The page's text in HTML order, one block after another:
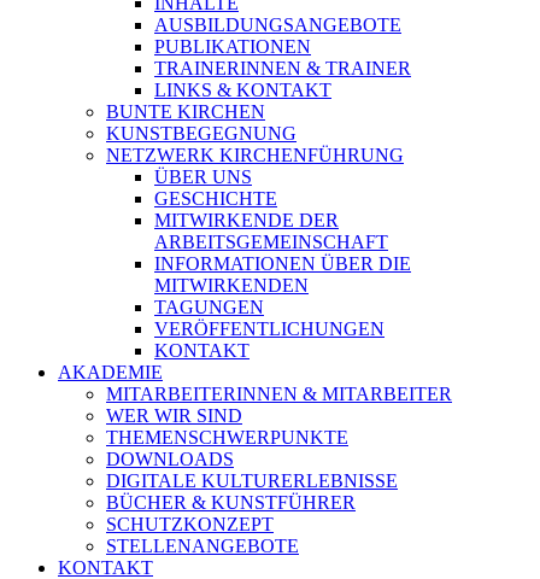
AUSBILDUNGSANGEBOTE
PUBLIKATIONEN
TRAINERINNEN & TRAINER
LINKS & KONTAKT
BUNTE KIRCHEN
KUNSTBEGEGNUNG
NETZWERK KIRCHENFÜHRUNG
ÜBER UNS
GESCHICHTE
MITWIRKENDE DER
ARBEITSGEMEINSCHAFT
INFORMATIONEN ÜBER DIE
MITWIRKENDEN
TAGUNGEN
VERÖFFENTLICHUNGEN
KONTAKT
AKADEMIE
MITARBEITERINNEN & MITARBEITER
WER WIR SIND
THEMENSCHWERPUNKTE
DOWNLOADS
DIGITALE KULTURERLEBNISSE
BÜCHER & KUNSTFÜHRER
SCHUTZKONZEPT
STELLENANGEBOTE
KONTAKT